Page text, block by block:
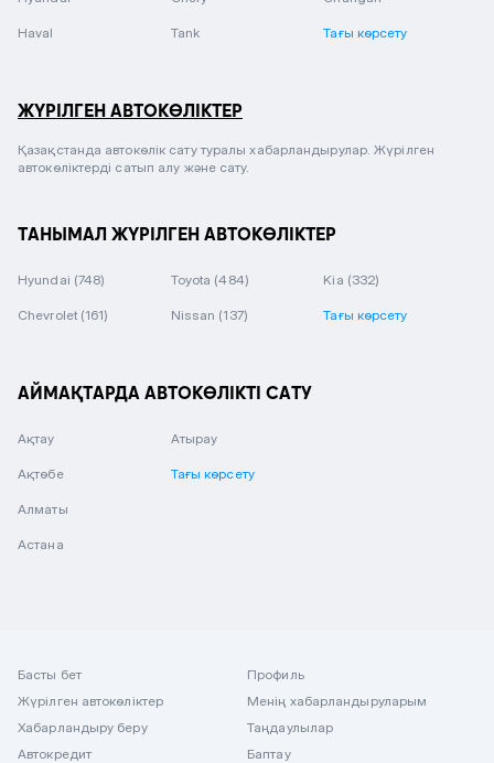
Haval Tank Тағы көрсету
ЖҮРІЛГЕН АВТОКӨЛІКТЕР
Қазақстанда автокөлік сату туралы хабарландырулар. Жүрілген
автокөліктерді сатып алу және сату.
ТАНЫМАЛ ЖҮРІЛГЕН АВТОКӨЛІКТЕР
Hyundai (748) Toyota (484) Kia (332)
Chevrolet (161) Nissan (137) Тағы көрсету
АЙМАҚТАРДА АВТОКӨЛІКТІ САТУ
Ақтау
Ақтөбе
Алматы
Астана
Атырау
Тағы көрсету
Басты бет
Жүрілген автокөліктер
Хабарландыру беру
Автокредит
Профиль
Менің хабарландыруларым
Таңдаулылар
Баптау